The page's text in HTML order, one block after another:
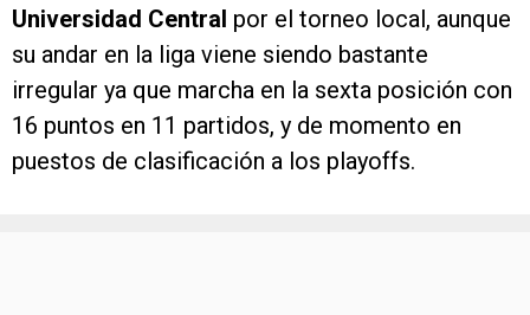
Universidad Central por el torneo local, aunque
su andar en la liga viene siendo bastante
irregular ya que marcha en la sexta posición con
16 puntos en 11 partidos, y de momento en
puestos de clasificación a los playoffs.